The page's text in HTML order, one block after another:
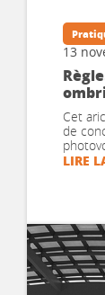
13
Cet
de
LIRE